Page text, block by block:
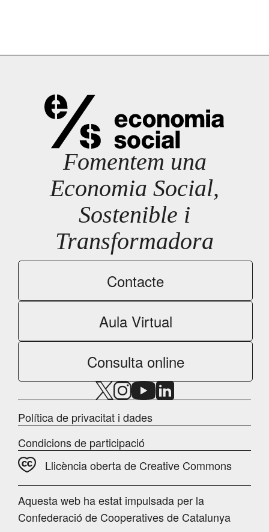
Fomentem una
Economia Social,
Sostenible i
Transformadora
Contacte
Aula Virtual
Consulta online
Política de privacitat i dades
Condicions de participació
Llicència oberta de Creative Commons
Aquesta web ha estat impulsada per la
Confederació de Cooperatives de Catalunya